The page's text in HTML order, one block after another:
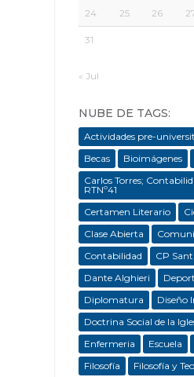
24 25 26
31
« Jul
NUBE DE TAGS:
Actividades pre-
Becas
Bioimágenes
Carlos Torres;
RTNº41
Certamen Literario
Clase Abierta
Contabilidad
CP
Dante Alghieri
Diplomatura
Diseño
Doctrina Social de la
Enfermeria
Escuela
Filosofía
Filosofía y